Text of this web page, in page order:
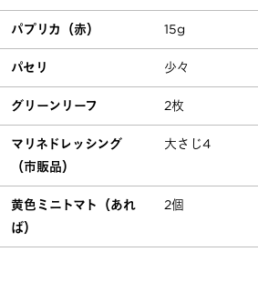
パプリカ（赤） 15g
パセリ 少々
グリーンリーフ 2枚
マリネドレッシング
（市販品）
大さじ4
黄色ミニトマト（あれ
ば）
2個